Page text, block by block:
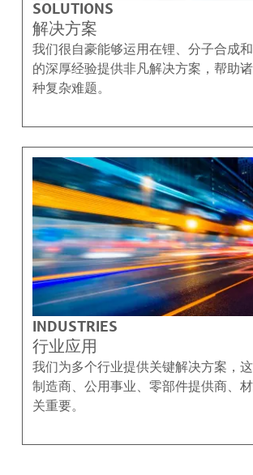
SOLUTIONS
解决方案
我们很自豪能够运用在锂、分子合成
的深厚经验提供非凡解决方案，帮助
种复杂难题。
INDUSTRIES
行业应用
我们为多个行业提供关键解决方案，
制造商、公用事业、零部件提供商、
关重要。